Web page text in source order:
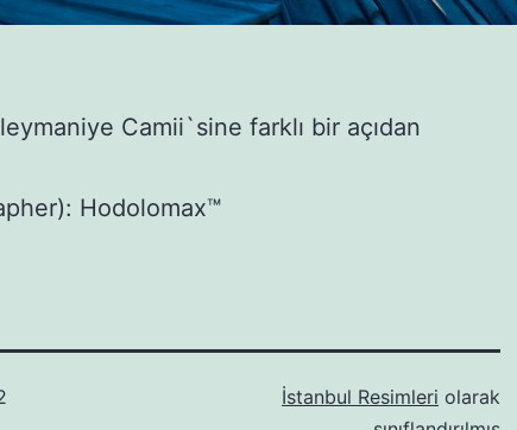
Camii`sine farklı bir açıdan
Hodolomax™
İstanbul Resimleri olarak